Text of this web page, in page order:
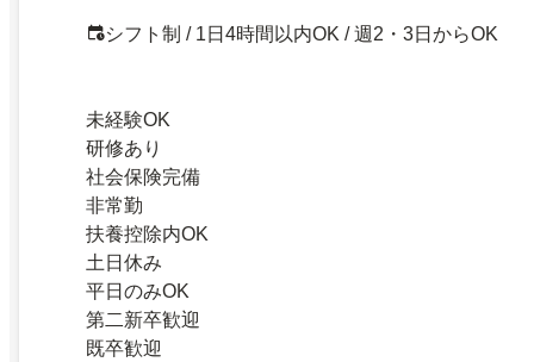
シフト制 / 1日4時間以内OK / 週2・3日からOK
未経験OK
研修あり
社会保険完備
非常勤
扶養控除内OK
土日休み
平日のみOK
第二新卒歓迎
既卒歓迎